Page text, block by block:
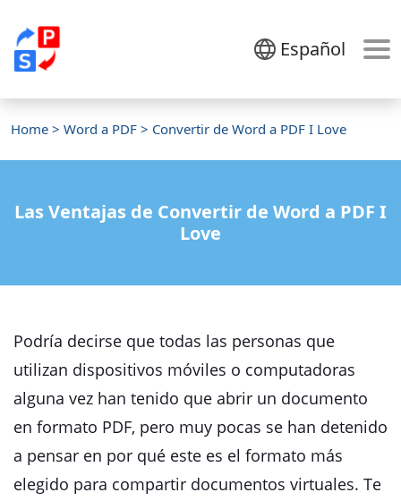
Español
Home > Word a PDF > Convertir de Word a PDF I Love
Las Ventajas de Convertir de Word a PDF I
Love
Podría decirse que todas las personas que
utilizan dispositivos móviles o computadoras
alguna vez han tenido que abrir un documento
en formato PDF, pero muy pocas se han detenido
a pensar en por qué este es el formato más
elegido para compartir documentos virtuales. Te